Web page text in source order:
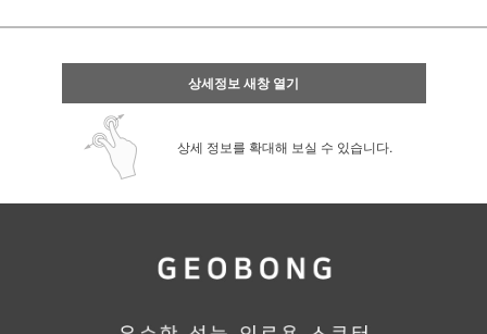
상세정보 새창 열기
상세 정보를 확대해 보실 수 있습니다.